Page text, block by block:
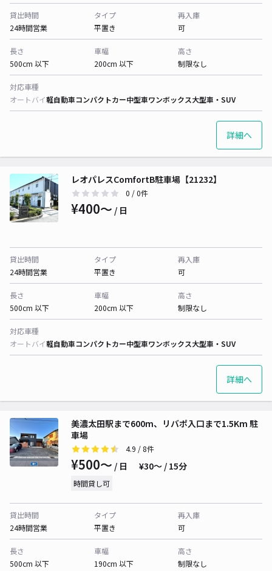
貸出時間
24時間営業
タイプ
平置き
再入庫
可
長さ
500cm 以下
車幅
200cm 以下
高さ
制限なし
対応車種
オートバイ軽自動車コンパクトカー中型車ワンボックス大型車・SUV
詳細へ
レオパレスComfortB駐車場【21232】
0 / 0件
¥400〜 / 日
貸出時間
24時間営業
タイプ
平置き
再入庫
可
長さ
500cm 以下
車幅
200cm 以下
高さ
制限なし
対応車種
オートバイ軽自動車コンパクトカー中型車ワンボックス大型車・SUV
詳細へ
美濃太田駅まで600m、リバポ入口まで1.5Km 駐
車場
4.9 / 8件
¥500〜 / 日 ¥30〜 / 15分
時間貸し可
貸出時間
24時間営業
タイプ
平置き
再入庫
可
長さ
500cm 以下
車幅
190cm 以下
高さ
制限なし